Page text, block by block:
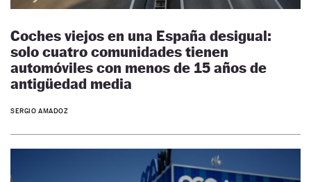
Coches viejos en una España desigual:
solo cuatro comunidades tienen
automóviles con menos de 15 años de
antigüedad media
SERGIO AMADOZ